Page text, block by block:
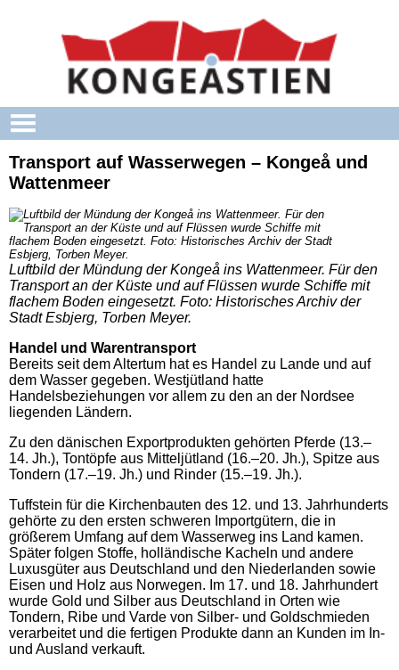
Transport auf Wasserwegen – Kongeå und
Wattenmeer
Luftbild der Mündung der Kongeå ins Wattenmeer. Für den
Transport an der Küste und auf Flüssen wurde Schiffe mit
flachem Boden eingesetzt. Foto: Historisches Archiv der
Stadt Esbjerg, Torben Meyer.
Handel und Warentransport
Bereits seit dem Altertum hat es Handel zu Lande und auf
dem Wasser gegeben. Westjütland hatte
Handelsbeziehungen vor allem zu den an der Nordsee
liegenden Ländern.
Zu den dänischen Exportprodukten gehörten Pferde (13.–
14. Jh.), Tontöpfe aus Mitteljütland (16.–20. Jh.), Spitze aus
Tondern (17.–19. Jh.) und Rinder (15.–19. Jh.).
Tuffstein für die Kirchenbauten des 12. und 13. Jahrhunderts
gehörte zu den ersten schweren Importgütern, die in
größerem Umfang auf dem Wasserweg ins Land kamen.
Später folgen Stoffe, holländische Kacheln und andere
Luxusgüter aus Deutschland und den Niederlanden sowie
Eisen und Holz aus Norwegen. Im 17. und 18. Jahrhundert
wurde Gold und Silber aus Deutschland in Orten wie
Tondern, Ribe und Varde von Silber- und Goldschmieden
verarbeitet und die fertigen Produkte dann an Kunden im In-
und Ausland verkauft.